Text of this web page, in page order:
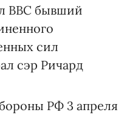
ВВС бывший
сил
сэр Ричард
РФ 3 апреля